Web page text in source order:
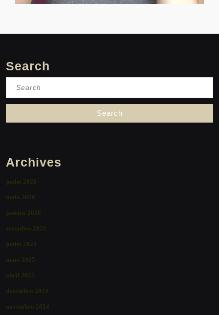
Search
Archives
junho 2026
maio 2026
janeiro 2026
setembro 2025
junho 2025
maio 2025
abril 2025
dezembro 2024
novembro 2024